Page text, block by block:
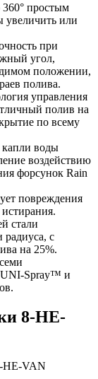
360° простым
увеличить или
при
угол,
положении,
полива.
управления
полив на
по всему
капли воды
воздействию
форсунок Rain
повреждения
стали
радиуса, с
на 25%.
UNI-Spray™ и
8-HE-